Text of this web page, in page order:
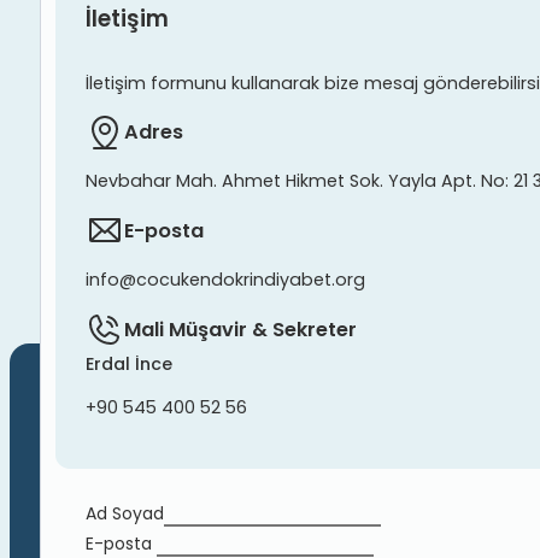
İletişim
İletişim formunu kullanarak bize mesaj
Adres
Nevbahar Mah. Ahmet Hikmet Sok. Yayla Apt. No: 21
E-posta
info@cocukendokrindiyabet.org
Mali Müşavir & Sekreter
Erdal İnce
+90 545 400 52 56
Ad Soyad
E-posta